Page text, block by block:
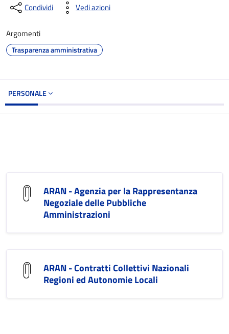
Condividi Vedi azioni
Argomenti
Trasparenza amministrativa
PERSONALE
ARAN - Agenzia per la Rappresentanza
Negoziale delle Pubbliche
Amministrazioni
ARAN - Contratti Collettivi Nazionali
Regioni ed Autonomie Locali